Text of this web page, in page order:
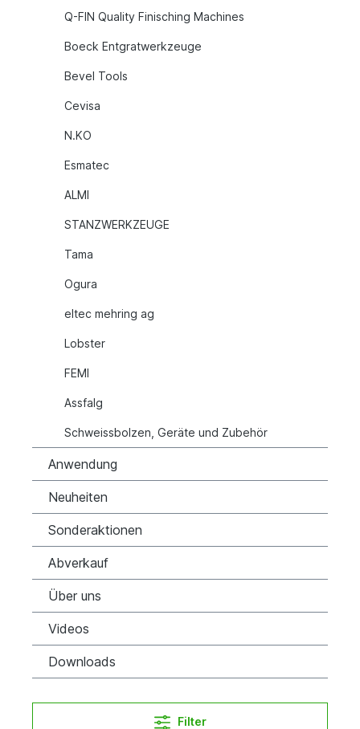
Q-FIN Quality Finisching Machines
Boeck Entgratwerkzeuge
Bevel Tools
Cevisa
N.KO
Esmatec
ALMI
STANZWERKZEUGE
Tama
Ogura
eltec mehring ag
Lobster
FEMI
Assfalg
Schweissbolzen, Geräte und Zubehör
Anwendung
Neuheiten
Sonderaktionen
Abverkauf
Über uns
Videos
Downloads
Filter